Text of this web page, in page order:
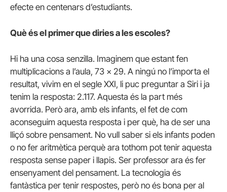
efecte en centenars d’estudiants.
Què és el primer que diries a les escoles?
Hi ha una cosa senzilla. Imaginem que estant fen
multiplicacions a l’aula, 73 x 29. A ningú no l’importa el
resultat, vivim en el segle XXI, li puc preguntar a Siri i ja
tenim la resposta: 2.117. Aquesta és la part més
avorrida. Però ara, amb els infants, el fet de com
aconseguim aquesta resposta i per què, ha de ser una
lliçó sobre pensament. No vull saber si els infants poden
o no fer aritmètica perquè ara tothom pot tenir aquesta
resposta sense paper i llapis. Ser professor ara és fer
ensenyament del pensament. La tecnologia és
fantàstica per tenir respostes, però no és bona per al